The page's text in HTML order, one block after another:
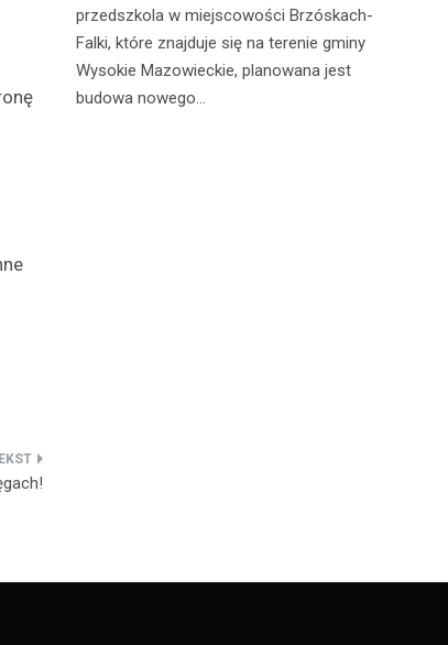
przedszkola w miejscowości Brzóskach-
Falki, które znajduje się na terenie gminy
Wysokie Mazowieckie, planowana jest
budowa nowego…